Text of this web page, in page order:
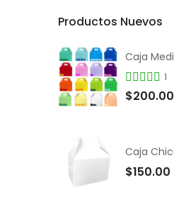
Productos Nuevos
1
$200.00
$150.00